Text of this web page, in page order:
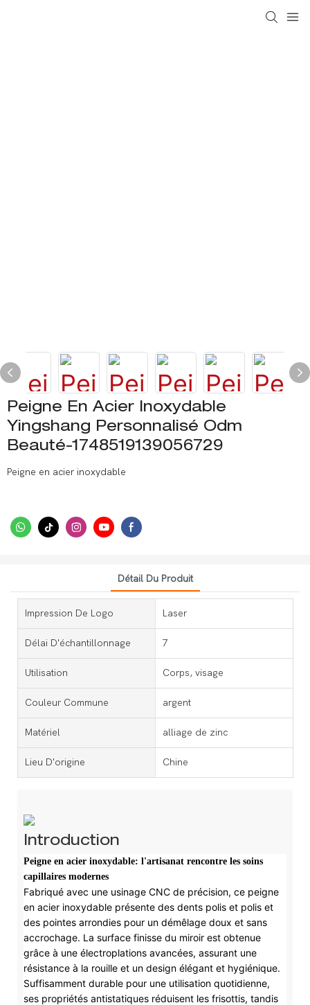
Peigne En Acier Inoxydable
Yingshang Personnalisé Odm
Beauté-1748519139056729
Peigne en acier inoxydable
Détail Du Produit
Impression De Logo Laser
Délai D'échantillonnage 7
Utilisation Corps, visage
Couleur Commune argent
Matériel alliage de zinc
Lieu D'origine Chine
Introduction
Peigne en acier inoxydable: l'artisanat rencontre les soins
capillaires modernes
Fabriqué avec une usinage CNC de précision, ce peigne
en acier inoxydable présente des dents polis et polis et
des pointes arrondies pour un démêlage doux et sans
accrochage. La surface finisse du miroir est obtenue
grâce à une électroplations avancées, assurant une
résistance à la rouille et un design élégant et hygiénique.
Suffisamment durable pour une utilisation quotidienne,
ses propriétés antistatiques réduisent les frisottis, tandis